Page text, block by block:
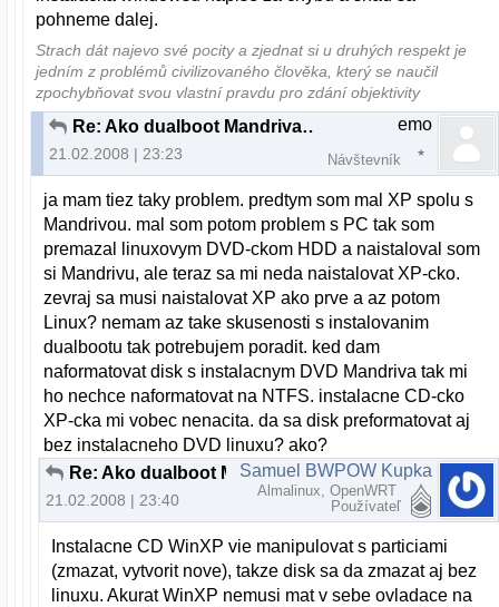
pohneme dalej.
Strach dát najevo své pocity a zjednat si u druhých respekt je
jedním z problémů civilizovaného člověka, který se naučil
zpochybňovat svou vlastní pravdu pro zdání objektivity
Re: Ako dualboot Mandriva a XP
21.02.2008 | 23:23
emo
Návštevník
ja mam tiez taky problem. predtym som mal XP spolu s
Mandrivou. mal som potom problem s PC tak som
premazal linuxovym DVD-ckom HDD a naistaloval som
si Mandrivu, ale teraz sa mi neda naistalovat XP-cko.
zevraj sa musi naistalovat XP ako prve a az potom
Linux? nemam az take skusenosti s instalovanim
dualbootu tak potrebujem poradit. ked dam
naformatovat disk s instalacnym DVD Mandriva tak mi
ho nechce naformatovat na NTFS. instalacne CD-cko
XP-cka mi vobec nenacita. da sa disk preformatovat aj
bez instalacneho DVD linuxu? ako?
Re: Ako dualboot Mandriva a XP
21.02.2008 | 23:40
Samuel BWPOW Kupka
Almalinux, OpenWRT
Používateľ
Instalacne CD WinXP vie manipulovat s particiami
(zmazat, vytvorit nove), takze disk sa da zmazat aj bez
linuxu. Akurat WinXP nemusi mat v sebe ovladace na